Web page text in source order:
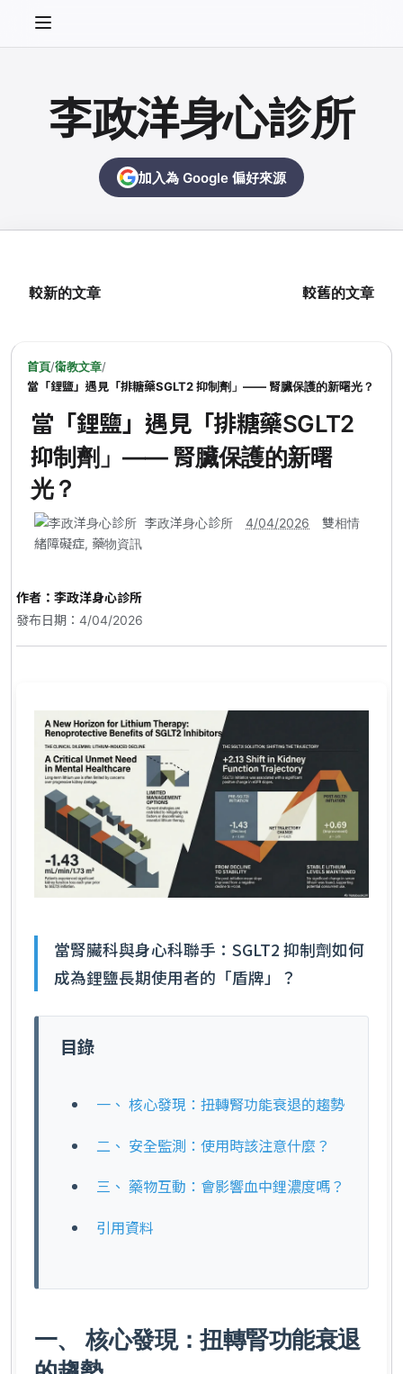
李政洋身心診所
加入為 Google 偏好來源
較新的文章 較舊的文章
首頁/衛教文章/
當「鋰鹽」遇見「排糖藥SGLT2 抑制劑」—— 腎臟保護的新曙光？
當「鋰鹽」遇見「排糖藥SGLT2
抑制劑」—— 腎臟保護的新曙
光？
李政洋身心診所 4/04/2026
雙相情
緒障礙症, 藥物資訊
作者： 李政洋身心診所
發布日期：4/04/2026
當腎臟科與身心科聯手：SGLT2 抑制劑如何
成為鋰鹽長期使用者的「盾牌」？
目錄
一、 核心發現：扭轉腎功能衰退的趨勢
二、 安全監測：使用時該注意什麼？
三、 藥物互動：會影響血中鋰濃度嗎？
引用資料
一、 核心發現：扭轉腎功能衰退